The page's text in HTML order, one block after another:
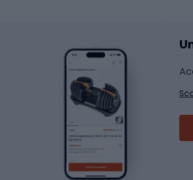
Sci da sci alpinismo
Scarponi da sci alpinismo
Bastoncini da sci alpinismo